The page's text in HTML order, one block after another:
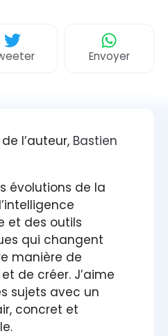
Envoyer
l’auteur, Bastien
évolutions de la
et des outils
qui changent
manière de
de créer. J’aime
sujets avec un
concret et